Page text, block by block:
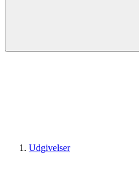
Udgivelser